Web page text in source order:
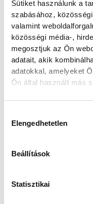
Sütiket használunk a
szabásához,
valamint
közösségi média-,
megosztjuk az Ön
adatait, akik
adatokkal, amelyeket
Ön által használt más
Elengedhetetlen
Beállítások
Statisztikai
SZERZŐ